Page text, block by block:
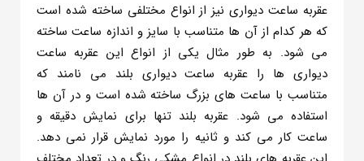
عقربه ساعت دیواری نیز از انواع مختلفی ساخته شده است
که هر کدام از آن ها متناسب با سایز و اندازه ساعت ساخته
می شود. به طور مثال یکی از انواع این عقربه ساعت
دیواری ها را عقربه ساعت دیواری بلند می نامند که
متناسب با ساعت های بزرگ ساخته شده است و در آن ها
استفاده می شود. عقربه بلند تنها برای نمایش دقیقه و
ساعت کار می کند و ثانیه را مورد نمایش قرار نمی دهد.